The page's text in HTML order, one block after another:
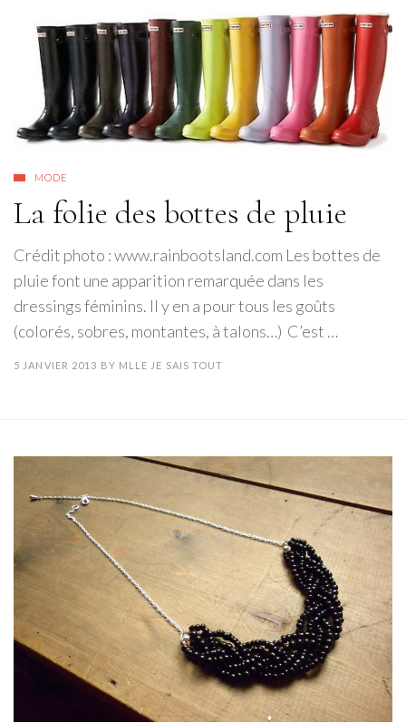
MODE
La folie des bottes de pluie
Crédit photo : www.rainbootsland.com Les bottes de
pluie font une apparition remarquée dans les
dressings féminins. Il y en a pour tous les goûts
(colorés, sobres, montantes, à talons…) C’est …
5 JANVIER 2013 BY MLLE JE SAIS TOUT